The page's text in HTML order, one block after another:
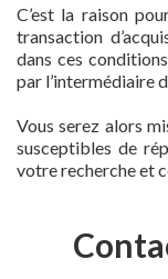
C’est la raison
transaction
dans ces
par l’intermédiaire
Vous serez alors
susceptibles de
votre recherche et